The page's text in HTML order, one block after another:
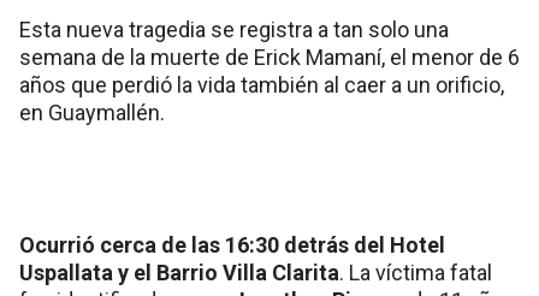
Esta nueva tragedia se registra a tan solo una
semana de la muerte de Erick Mamaní, el menor de 6
años que perdió la vida también al caer a un orificio,
en Guaymallén.
Ocurrió cerca de las 16:30 detrás del Hotel
Uspallata y el Barrio Villa Clarita. La víctima fatal